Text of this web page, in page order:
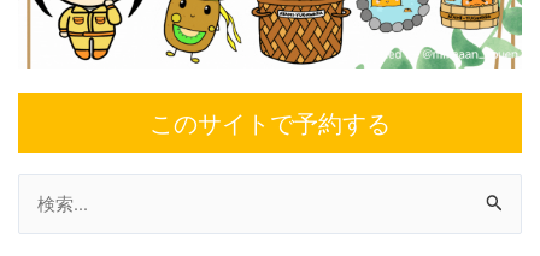
このサイトで予約する
索